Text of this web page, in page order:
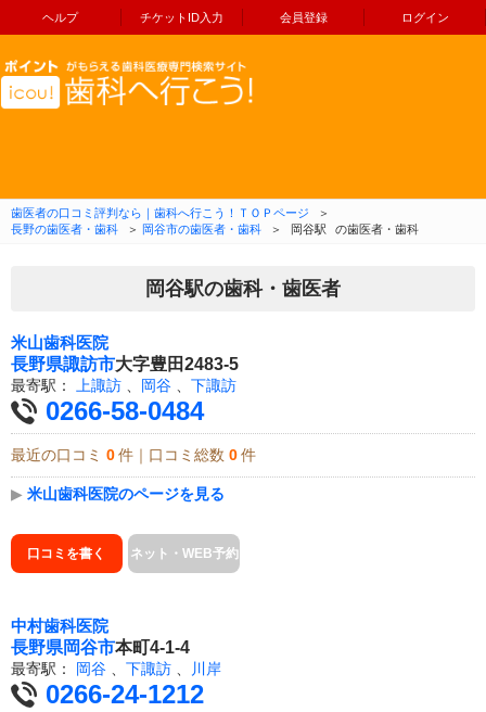
ヘルプ チケットID入力 会員登録 ログイン
コンテンツへ移動
歯医者の口コミ評判なら｜歯科へ行こう！ＴＯＰページ
＞
長野の歯医者・歯科
＞ 岡谷市の歯医者・歯科 ＞ 岡谷駅 の歯医者・歯科
岡谷駅の歯科・歯医者
米山歯科医院
長野県諏訪市大字豊田2483-5
最寄駅： 上諏訪 岡谷 下諏訪
0266-58-0484
最近の口コミ 0 件｜口コミ総数 0 件
▶ 米山歯科医院のページを見る
口コミを書く ネット・WEB予約
中村歯科医院
長野県岡谷市本町4-1-4
最寄駅： 岡谷 、 下諏訪 、 川岸
0266-24-1212